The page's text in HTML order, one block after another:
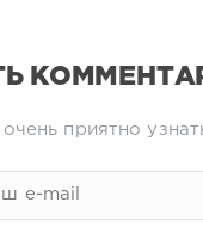
приятно